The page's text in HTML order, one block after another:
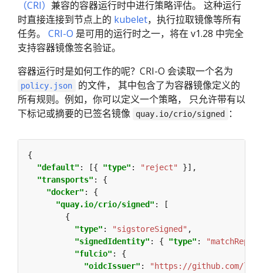
（CRI） 兼容的容器运行时中进行策略评估。 这种运行
时直接连接到节点上的 kubelet，执行拉取镜像等所有
任务。 CRI-O 是可用的运行时之一，将在 v1.28 中完全
支持容器镜像签名验证。
容器运行时是如何工作的呢？CRI-O 会读取一个名为
policy.json
的文件， 其中包含了为容器镜像定义的
所有规则。例如，你可以定义一个策略， 只允许带有以
下标记或摘要的已签名镜像
quay.io/crio/signed ：
"default" : [{ "type" : "reject"
"transports"
"docker"
"quay.io/crio/signed"
"type" : "sigstoreSigned"
"signedIdentity" : { "type" :
"fulcio"
"oidcIssuer" :
"https://github.com/